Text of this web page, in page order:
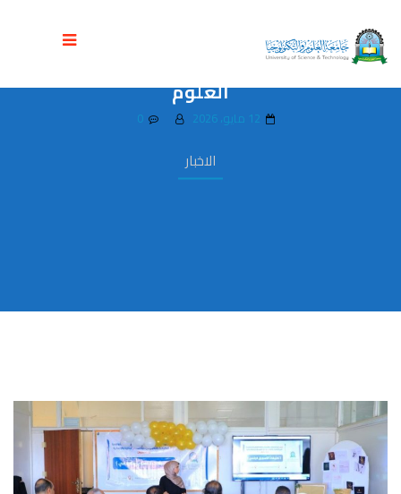
الاخبار
دورة متخصصة في التسويق الرقمي لتنمية
مهارات طالبات العلوم الإدارية بجامعة
العلوم
0